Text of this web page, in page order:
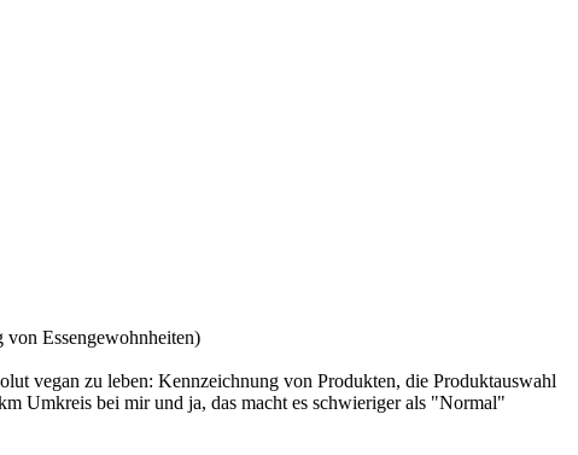
von Essengewohnheiten)
vegan zu leben: Kennzeichnung von Produkten, die Produktauswahl
Umkreis bei mir und ja, das macht es schwieriger als "Normal"